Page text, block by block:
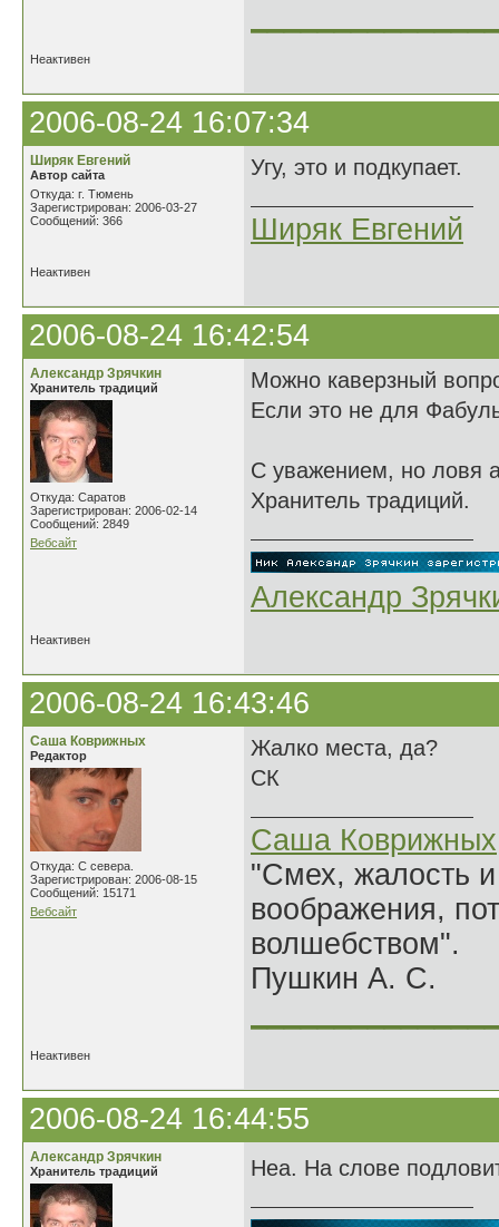
Неактивен
2006-08-24 16:07:34
Ширяк Евгений
Автор сайта
Откуда: г. Тюмень
Зарегистрирован: 2006-03-27
Сообщений: 366
Угу, это и подкупает.
Ширяк Евгений
Неактивен
2006-08-24 16:42:54
Александр Зрячкин
Хранитель традиций
Откуда: Саратов
Зарегистрирован: 2006-02-14
Сообщений: 2849
Вебсайт
Можно каверзный
Если это не для
С уважением, но ловя
Хранитель традиций.
Александр
Неактивен
2006-08-24 16:43:46
Саша Коврижных
Редактор
Откуда: С севера.
Зарегистрирован: 2006-08-15
Сообщений: 15171
Вебсайт
Жалко места, да?
СК
Саша Коврижных
"Смех, жалость
воображения,
волшебством".
Пушкин А. С.
Неактивен
2006-08-24 16:44:55
Александр Зрячкин
Хранитель традиций Неа. На слове